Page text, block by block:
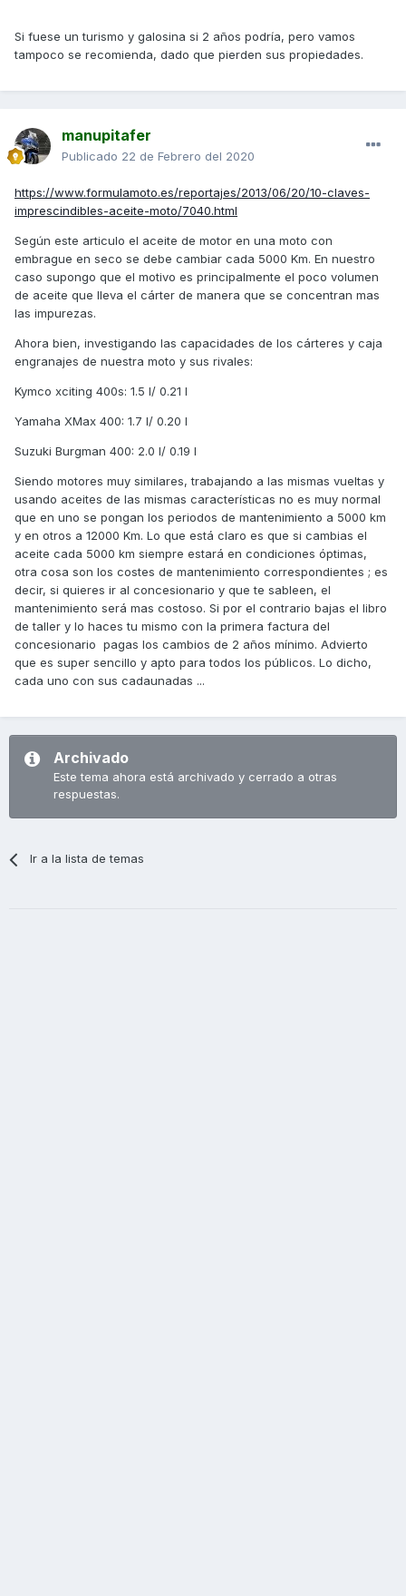
Si fuese un turismo y galosina si 2 años podría, pero vamos
tampoco se recomienda, dado que pierden sus propiedades.
manupitafer
Publicado 22 de Febrero del 2020
https://www.formulamoto.es/reportajes/2013/06/20/10-claves-
imprescindibles-aceite-moto/7040.html
Según este articulo el aceite de motor en una moto con
embrague en seco se debe cambiar cada 5000 Km. En nuestro
caso supongo que el motivo es principalmente el poco volumen
de aceite que lleva el cárter de manera que se concentran mas
las impurezas.
Ahora bien, investigando las capacidades de los cárteres y caja
engranajes de nuestra moto y sus rivales:
Kymco xciting 400s: 1.5 l/ 0.21 l
Yamaha XMax 400: 1.7 l/ 0.20 l
Suzuki Burgman 400: 2.0 l/ 0.19 l
Siendo motores muy similares, trabajando a las mismas vueltas y
usando aceites de las mismas características no es muy normal
que en uno se pongan los periodos de mantenimiento a 5000 km
y en otros a 12000 Km. Lo que está claro es que si cambias el
aceite cada 5000 km siempre estará en condiciones óptimas,
otra cosa son los costes de mantenimiento correspondientes ; es
decir, si quieres ir al concesionario y que te sableen, el
mantenimiento será mas costoso. Si por el contrario bajas el libro
de taller y lo haces tu mismo con la primera factura del
concesionario pagas los cambios de 2 años mínimo. Advierto
que es super sencillo y apto para todos los públicos. Lo dicho,
cada uno con sus cadaunadas ...
Archivado
Este tema ahora está archivado y cerrado a otras
respuestas.
Ir a la lista de temas